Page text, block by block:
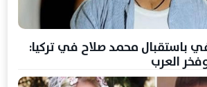
باستقبال محمد صلاح في تركيا:
العرب